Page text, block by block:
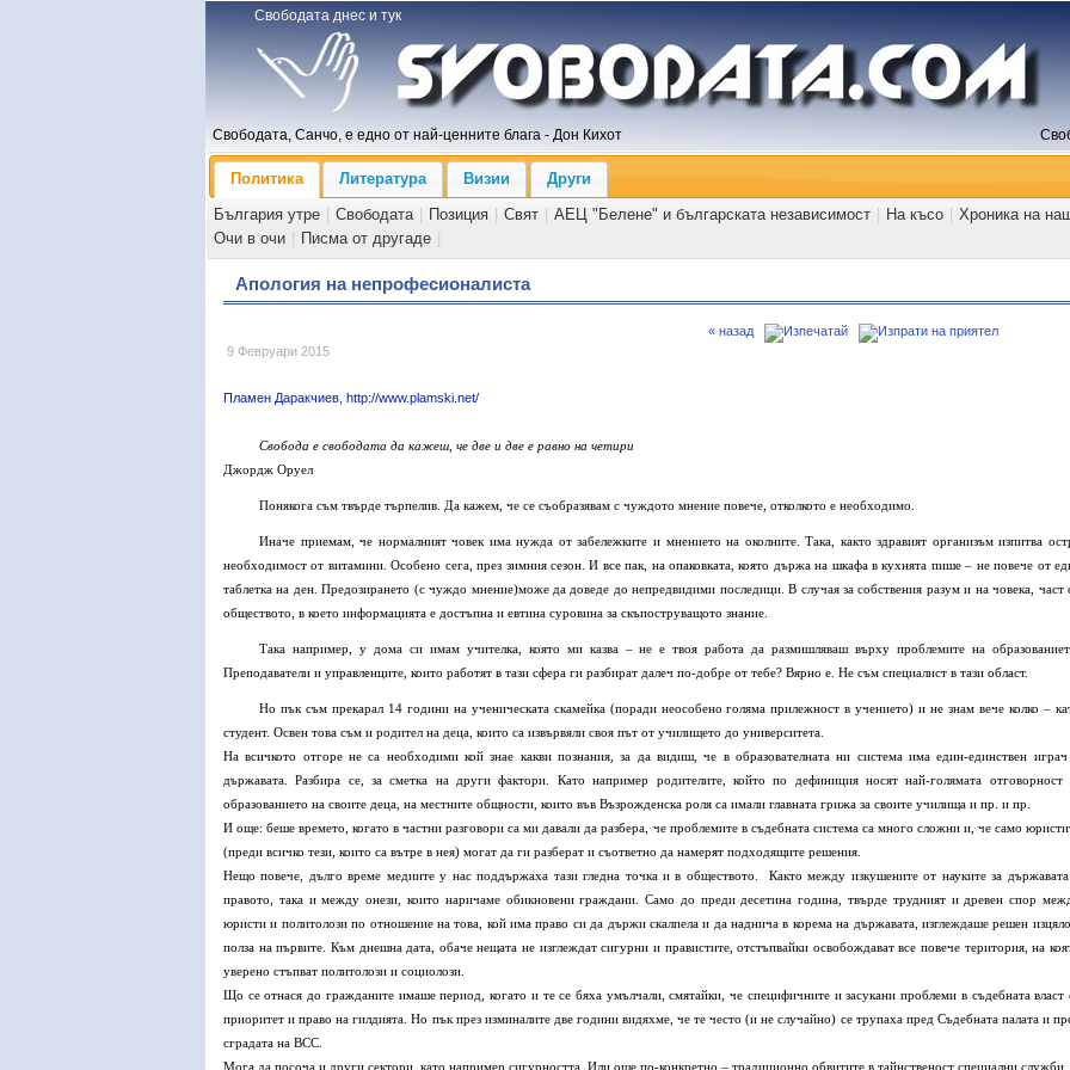
Свободата днес и тук
Свободата, Санчо, е едно от най-ценните блага - Дон Кихот
Политика Литература Визии
Други
България утре
Свободата Позиция Свят АЕЦ "Белене" и българската независимост На късо
Хроника на
Очи в очи
Писма от другаде
Апология на непрофесионалиста
9 Февруари 2015
« назад
Пламен Даракчиев, http://www.plamski.net/
Свобода е свободата да кажеш, че две и две е равно на четири
Джордж Оруел
Понякога съм твърде търпелив. Да кажем, че се съобразявам с чуждото мнение повече, отколкото е необходимо.
Иначе приемам, че нормалният човек има нужда от забележките и мнението на околните. Така, както здравият организъм изпитва
необходимост от витамини. Особено сега, през зимния сезон. И все пак, на опаковката, която държа на шкафа в кухнята пише – не повече от
таблетка на ден. Предозирането (с чуждо мнение)може да доведе до непредвидими последици. В случая за собствения разум и на човека, част
обществото, в което информацията е достъпна и евтина суровина за скъпоструващото знание.
Така например, у дома си имам учителка, която ми казва – не е твоя работа да размишляваш върху проблемите на
Преподаватели и управленците, които работят в тази сфера ги разбират далеч по-добре от тебе? Вярно е. Не съм специалист в тази област.
Но пък съм прекарал 14 години на ученическата скамейка (поради неособено голяма прилежност в учението) и не знам вече колко –
студент. Освен това съм и родител на деца, които са извървяли своя път от училището до университета.
На всичкото отгоре не са необходими кой знае какви познания, за да видиш, че в образователната ни система има един-единствен
държавата. Разбира се, за сметка на други фактори. Като например родителите, който по дефиниция носят най-голямата отговорност
образованието на своите деца, на местните общности, които във Възрожденска роля са имали главната грижа за своите училища и пр. и пр.
И още: беше времето, когато в частни разговори са ми давали да разбера, че проблемите в съдебната система са много сложни и, че само
(преди всичко тези, които са вътре в нея) могат да ги разберат и съответно да намерят подходящите решения.
Нещо повече, дълго време медиите у нас поддържаха тази гледна точка и в обществото. Както между изкушените от науките за
правото, така и между онези, които наричаме обикновени граждани. Само до преди десетина година, твърде трудният и древен спор
юристи и политолози по отношение на това, кой има право си да държи скалпела и да наднича в корема на държавата, изглеждаше решен
полза на първите. Към днешна дата, обаче нещата не изглеждат сигурни и правистите, отстъпвайки освобождават все повече територия, на
уверено стъпват политолози и социолози.
Що се отнася до гражданите имаше период, когато и те се бяха умълчали, смятайки, че специфичните и засукани проблеми в съдебната власт
приоритет и право на гилдията. Но пък през изминалите две години видяхме, че те често (и не случайно) се трупаха пред Съдебната палата и
сградата на ВСС.
Мога да посоча и други сектори, като например сигурността. Или още по-конкретно – традиционно обвитите в тайнственост специални служби.